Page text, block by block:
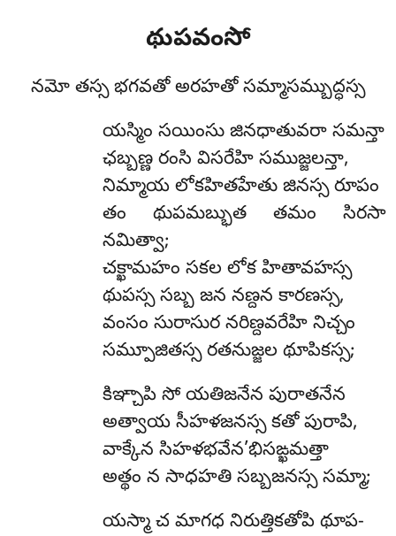
థుపవంసో
నమో తస్స భగవతో అరహతో సమ్మాసమ్బుద్ధస్స
యస్మిం సయింసు జినధాతువరా సమన్తా
ఛబ్బణ్ణ రంసి విసరేహి సముజ్జలన్తా,
నిమ్మాయ లోకహితహేతు జినస్స రూపం
తం థుపమబ్భుత తమం సిరసా
నమిత్వా;
చక్ఖామహం సకల లోక హితావహస్స
థుపస్స సబ్బ జన నణ్దన కారణస్స,
వంసం సురాసుర నరిణ్దవరేహి నిచ్చం
సమ్పూజితస్స రతనుజ్జల థూపికస్స;
కిఞ్చాపి సో యతిజనేన పురాతనేన
అత్వాయ సీహళజనస్స కతో పురాపి,
వాక్కేన సిహళభవేన’భిసఙ్ఖమత్తా
అత్థం న సాధహతి సబ్బజనస్స సమ్మా;
యస్మా చ మాగధ నిరుత్తికతోపి థూప-